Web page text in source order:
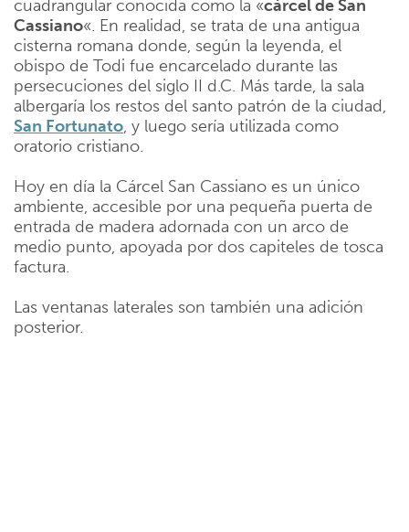
cuadrangular conocida como la «cárcel de San
Cassiano«. En realidad, se trata de una antigua
cisterna romana donde, según la leyenda, el
obispo de Todi fue encarcelado durante las
persecuciones del siglo II d.C. Más tarde, la sala
albergaría los restos del santo patrón de la ciudad,
San Fortunato, y luego sería utilizada como
oratorio cristiano.
Hoy en día la Cárcel San Cassiano es un único
ambiente, accesible por una pequeña puerta de
entrada de madera adornada con un arco de
medio punto, apoyada por dos capiteles de tosca
factura.
Las ventanas laterales son también una adición
posterior.